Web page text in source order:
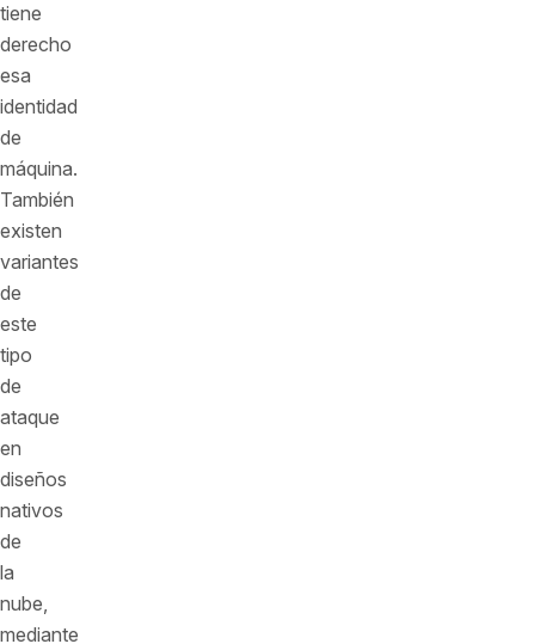
tiene
derecho
esa
identidad
de
máquina.
También
existen
variantes
de
este
tipo
de
ataque
en
diseños
nativos
de
la
nube,
mediante